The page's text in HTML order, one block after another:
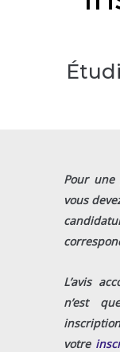
Pour une
vous
L’avis
n’est
votre